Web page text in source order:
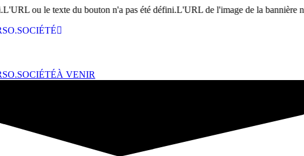
du bouton n'a pas été défini.L'URL de l'image de la bannière n'a pas été définie.
SOCIÉTÉ
SOCIÉTÉÀ VENIR